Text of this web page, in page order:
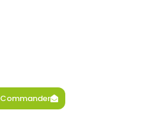
Commander